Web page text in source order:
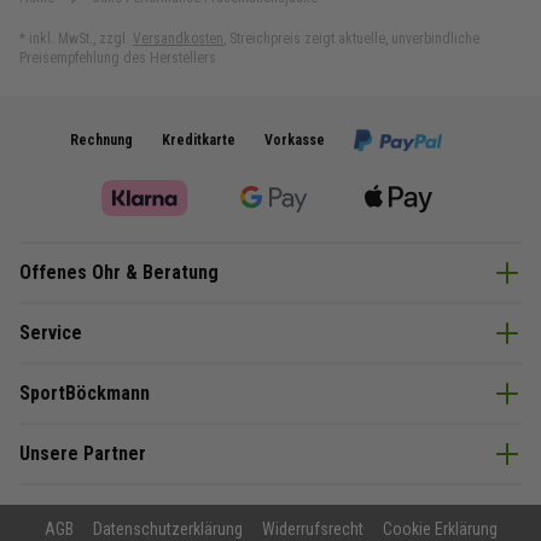
* inkl. MwSt. zzgl. Versandkosten Streichpreis zeigt aktuelle, unverbindliche
Preisempfehlung des Herstellers
Größe:L, 2XL
Rechnung Kreditkarte Vorkasse
Offenes Ohr & Beratung
Service
SportBöckmann
Unsere Partner
AGB Datenschutzerklärung Widerrufsrecht Cookie Erklärung